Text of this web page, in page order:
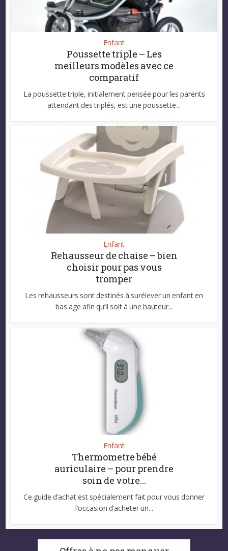
Enfant
Poussette triple – Les
meilleurs modèles avec ce
comparatif
La poussette triple, initialement pensée pour les parents
attendant des triplés, est une poussette...
Enfant
Rehausseur de chaise – bien
choisir pour pas vous
tromper
Les rehausseurs sont destinés à surélever un enfant en
bas age afin qu’il soit à une hauteur...
Enfant
Thermometre bébé
auriculaire – pour prendre
soin de votre...
Ce guide d’achat est spécialement fait pour vous donner
l’occasion d’acheter un...